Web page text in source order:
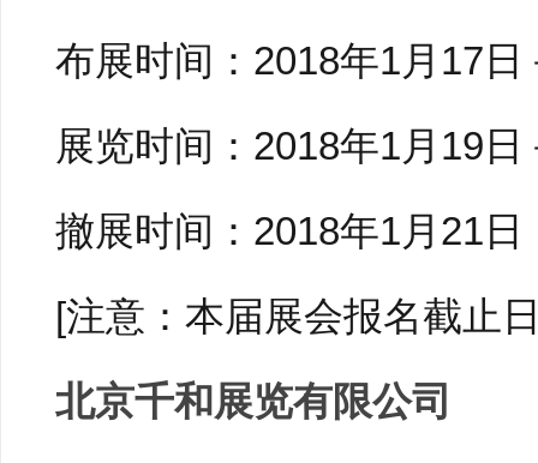
布展时间：2018年1月17
展览时间：2018年1月19
撤展时间：2018年1月21日
[注意：本届展会报名截止
北京千和展览有限公司